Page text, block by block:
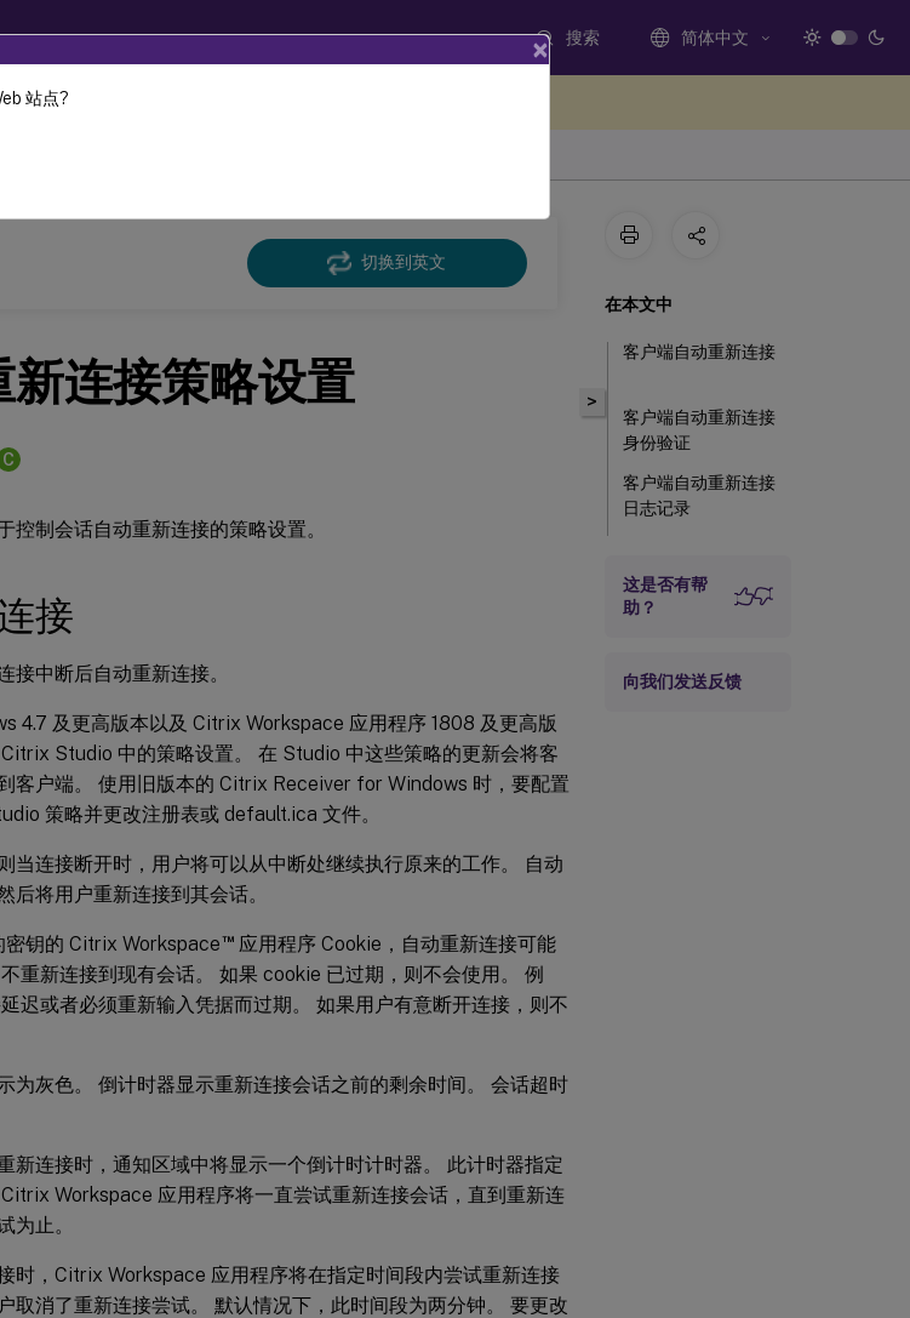
搜索 简体中文
切换到英文
连接策略设置
C
控制会话自动重新连接的策略设置。
接
接中断后自动重新连接。
4.7 及更高版本以及 Citrix Workspace 应用程序 1808 及更高版
Studio 中的策略设置。 在 Studio 中这些策略的更新会将客
客户端。 使用旧版本的 Citrix Receiver for Windows 时，要配置
策略并更改注册表或 default.ica 文件。
当连接断开时，用户将可以从中断处继续执行原来的工作。 自动
后将用户重新连接到其会话。
钥的 Citrix Workspace™应用程序 Cookie，自动重新连接可能
重新连接到现有会话。 如果 cookie 已过期，则不会使用。 例
迟或者必须重新输入凭据而过期。 如果用户有意断开连接，则不
为灰色。 倒计时器显示重新连接会话之前的剩余时间。 会话超时
新连接时，通知区域中将显示一个倒计时计时器。 此计时器指定
Workspace 应用程序将一直尝试重新连接会话，直到重新连
为止。
时，Citrix Workspace 应用程序将在指定时间段内尝试重新连接
取消了重新连接尝试。 默认情况下，此时间段为两分钟。 要更改
>
在本文中
客户端自动重新连接
客户端自动重新连接
身份验证
客户端自动重新连接
日志记录
超时
重新连接用户界面
这是否有帮
助？
向我们发送反馈
×
站点?